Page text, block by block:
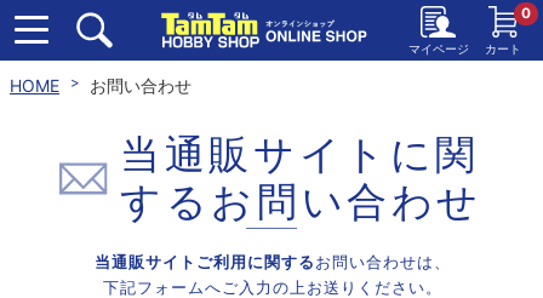
マイページ カート
0
HOME お問い合わせ
当通販サイトに関
する お問い合わせ
当通販サイトご利用に関する お問い合わせは、
下記フォームへご入力の上お送りください。